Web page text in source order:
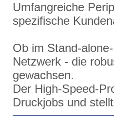
Umfangreiche
spezifische
Ob im Stand-
Netzwerk - die
gewachsen.
Der High-Speed-
Druckjobs und